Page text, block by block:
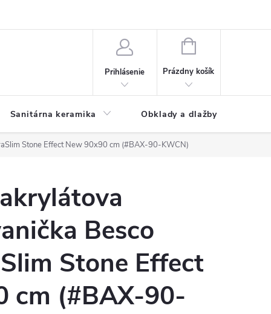
Prihlásenie
NÁKUPNÝ
Prázdny košík
Sanitárna keramika Obklady a dlažby
Stone Effect New 90x90 cm (#BAX-90-KWCN)
Besco
Stone Effect
cm (#BAX-90-